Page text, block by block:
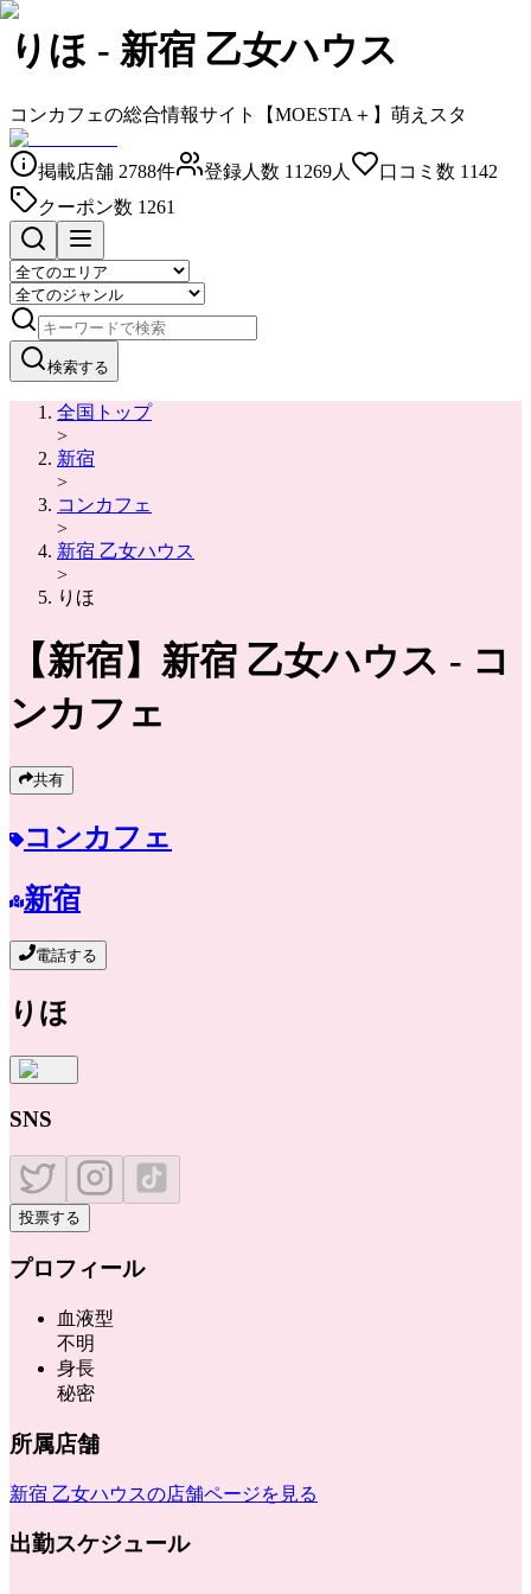
りほ - 新宿 乙女ハウス
コンカフェの総合情報サイト【MOESTA＋】萌えスタ
掲載店舗 2788件 登録人数 11269人 口コミ数 1142
クーポン数 1261
検索する
全国トップ
>
新宿
>
コンカフェ
>
新宿 乙女ハウス
>
りほ
【新宿】 新宿 乙女ハウス - コ
ンカフェ
共有
コンカフェ
新宿
電話する
りほ
SNS
投票する
プロフィール
血液型
不明
身長
秘密
所属店舗
新宿 乙女ハウスの店舗ページを見る
出勤スケジュール